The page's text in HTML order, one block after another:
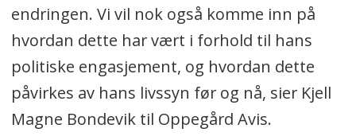
endringen. Vi vil nok også komme inn på
hvordan dette har vært i forhold til hans
politiske engasjement, og hvordan dette
påvirkes av hans livssyn før og nå, sier Kjell
Magne Bondevik til Oppegård Avis.